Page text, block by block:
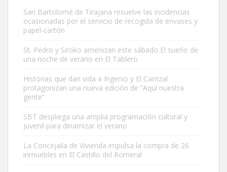
Adopción urgente
Busco adopción responsable para mi perra. Pastor alemán,
Leales.org » Gran Canaria
6.7.2025
San Bartolomé de Tirajana resuelve las incidencias
ocasionadas por el servicio de recogida de envases y
papel-cartón
St. Pedro y Siroko amenizan este sábado El sueño de
una noche de verano en El Tablero
Historias que dan vida a Ingenio y El Carrizal
protagonizan una nueva edición de “Aquí nuestra
gente”
SBT despliega una amplia programación cultural y
juvenil para dinamizar el verano
La Concejalía de Vivienda impulsa la compra de 26
inmuebles en El Castillo del Romeral